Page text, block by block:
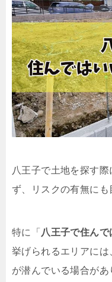
八王子で土地を探す
ず、リスクの有無にも
特に「 八王子で住ん
挙げられるエリアには
が潜んでいる場合があ